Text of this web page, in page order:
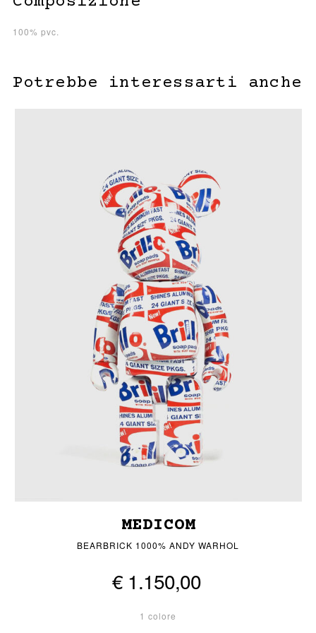
100% pvc.
Potrebbe interessarti anche
MEDICOM
BEARBRICK 1000% ANDY WARHOL
€ 1.150,00
1 colore